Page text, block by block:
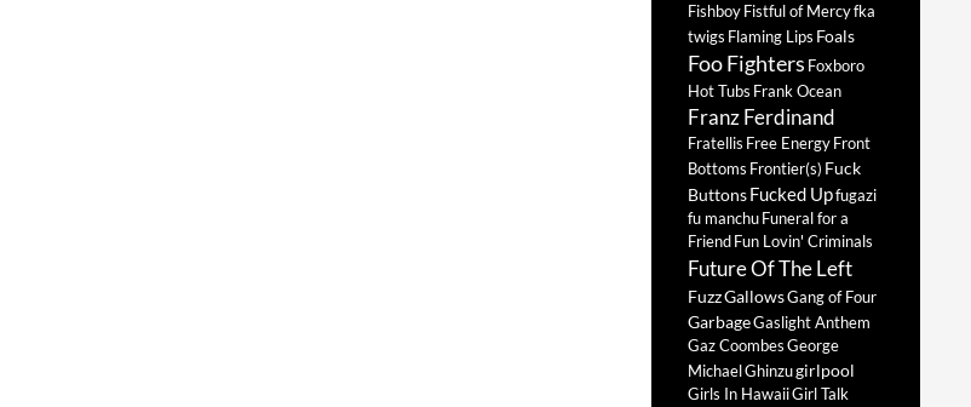
FishboyFistful of Mercyfka
twigs Flaming Lips Foals
Foo Fighters Foxboro
Hot Tubs Frank Ocean
Franz Ferdinand
Fratellis Free EnergyFront
Bottoms Frontier(s) Fuck
ButtonsFucked Upfugazi
fu manchuFuneral for a
FriendFun Lovin' Criminals
Future Of The Left
FuzzGallowsGang of Four
GarbageGaslight Anthem
Gaz CoombesGeorge
MichaelGhinzugirlpool
Girls In HawaiiGirl Talk